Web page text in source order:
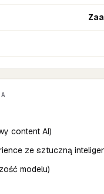
content AI)
ze sztuczną
modelu)